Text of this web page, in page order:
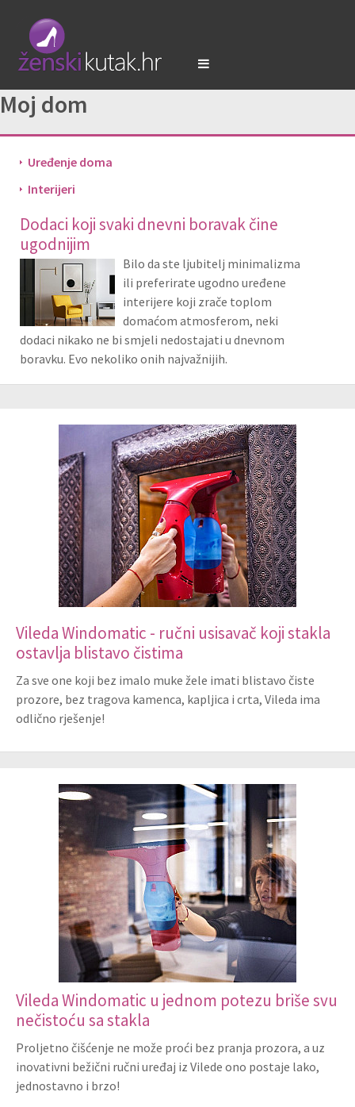
Moj dom
Uređenje doma
Interijeri
Dodaci koji svaki dnevni boravak čine
ugodnijim
Bilo da ste ljubitelj minimalizma
ili preferirate ugodno uređene
interijere koji zrače toplom
domaćom atmosferom, neki
dodaci nikako ne bi smjeli nedostajati u dnevnom
boravku. Evo nekoliko onih najvažnijih.
Vileda Windomatic - ručni usisavač koji stakla
ostavlja blistavo čistima
Za sve one koji bez imalo muke žele imati blistavo čiste
prozore, bez tragova kamenca, kapljica i crta, Vileda ima
odlično rješenje!
Vileda Windomatic u jednom potezu briše svu
nečistoću sa stakla
Proljetno čišćenje ne može proći bez pranja prozora, a uz
inovativni bežični ručni uređaj iz Vilede ono postaje lako,
jednostavno i brzo!